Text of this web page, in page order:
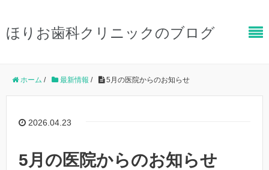
ほりお歯科クリニックのブログ
ホーム / 最新情報 / 5月の医院からのお知らせ
2026.04.23
5月の医院からのお知らせ